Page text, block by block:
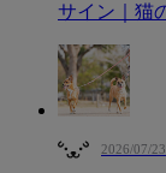
サイン｜猫
2026/07/23